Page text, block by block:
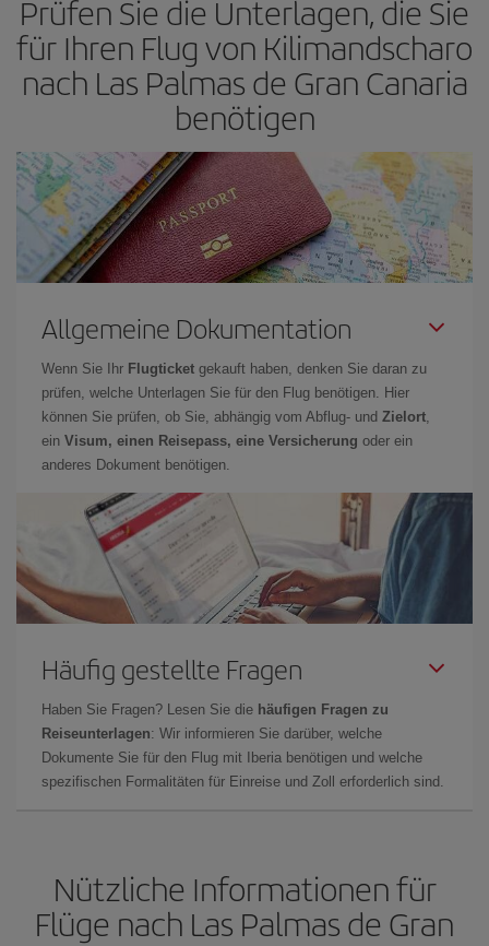
nach Flügen die Reisedaten und -zeiten ein wenig offen lassen,
können Sie unter den günstigsten Preisen wählen.
Prüfen Sie die Unterlagen, die Sie
für Ihren Flug von Kilimandscharo
nach Las Palmas de Gran Canaria
benötigen
Allgemeine Dokumentation
Wenn Sie Ihr Flugticket gekauft haben, denken Sie daran zu
prüfen, welche Unterlagen Sie für den Flug benötigen. Hier
können Sie prüfen, ob Sie, abhängig vom Abflug- und Zielort,
ein Visum, einen Reisepass, eine Versicherung oder ein
anderes Dokument benötigen.
Häufig gestellte Fragen
Haben Sie Fragen? Lesen Sie die häufigen Fragen zu
Reiseunterlagen: Wir informieren Sie darüber, welche
Dokumente Sie für den Flug mit Iberia benötigen und welche
spezifischen Formalitäten für Einreise und Zoll erforderlich sind.
Nützliche Informationen für
Flüge nach Las Palmas de Gran